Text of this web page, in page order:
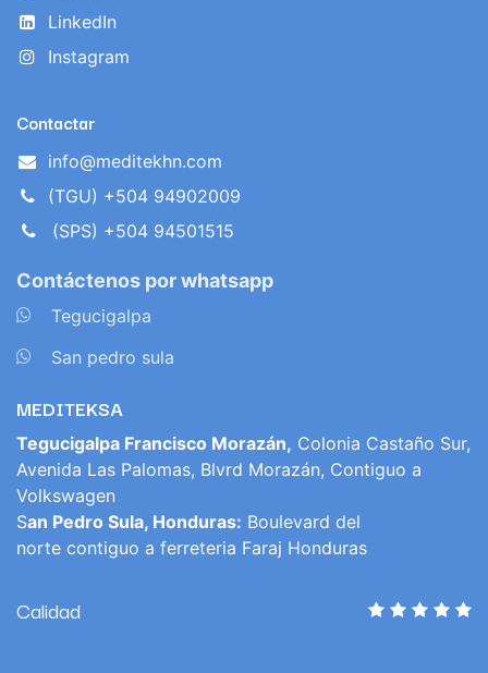
LinkedIn
Instagram
Contactar
info@meditekhn.com
(TGU) +504 94902009
(SPS) +504 94501515
Contáctenos por whatsapp
Tegucigalpa
San pedro sula
MEDITEKSA
Tegucigalpa Francisco Morazán, Colonia Castaño Sur,
Avenida Las Palomas, Blvrd Morazán, Contiguo a
Volkswagen
San Pedro Sula, Honduras: Boulevard del
norte contiguo a ferreteria Faraj Honduras
Calidad